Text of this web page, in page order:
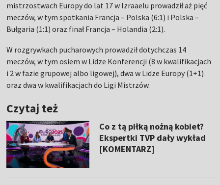
mistrzostwach Europy do lat 17 w Izraaelu prowadził aż pięć
meczów, w tym spotkania Francja – Polska (6:1) i Polska –
Bułgaria (1:1) oraz finał Francja – Holandia (2:1).
W rozgrywkach pucharowych prowadził dotychczas 14
meczów, w tym osiem w Lidze Konferencji (8 w kwalifikacjach
i 2 w fazie grupowej albo ligowej), dwa w Lidze Europy (1+1)
oraz dwa w kwalifikacjach do Ligi Mistrzów.
Czytaj też
Co z tą piłką nożną kobiet?
Ekspertki TVP dały wykład
[KOMENTARZ]